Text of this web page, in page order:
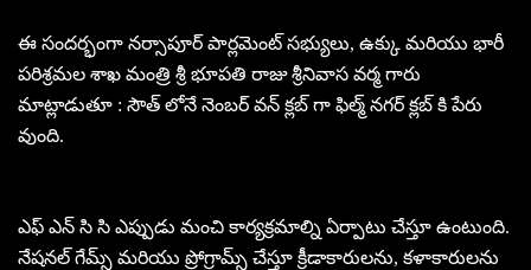
ఈ సందర్భంగా నర్సాపూర్ పార్లమెంట్ సభ్యులు, ఉక్కు మరియు భారీ
పరిశ్రమల శాఖ మంత్రి శ్రీ భూపతి రాజు శ్రీనివాస వర్మ గారు
మాట్లాడుతూ : సౌత్ లోనే నెంబర్ వన్ క్లబ్ గా ఫిల్మ్ నగర్ క్లబ్ కి పేరు
వుంది.
ఎఫ్ ఎన్ సి సి ఎప్పుడు మంచి కార్యక్రమాల్ని ఏర్పాటు చేస్తూ ఉంటుంది.
నేషనల్ గేమ్స్ మరియు ప్రోగ్రామ్స్ చేస్తూ క్రీడాకారులను, కళాకారులను